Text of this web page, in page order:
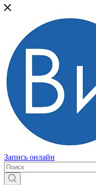
Запись онлайн